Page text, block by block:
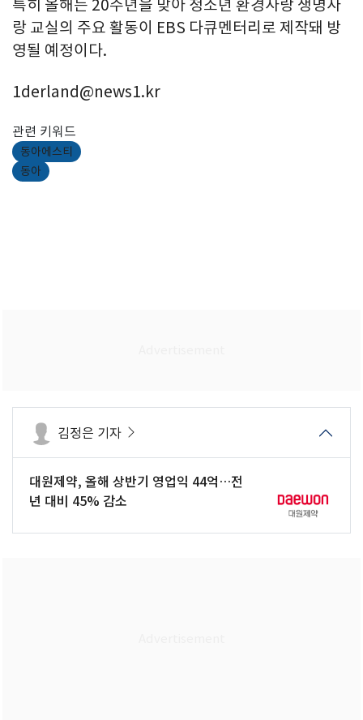
특히 올해는 20주년을 맞아 청소년 환경사랑 생명사
랑 교실의 주요 활동이 EBS 다큐멘터리로 제작돼 방
영될 예정이다.
1derland@news1.kr
관련 키워드
동아에스티
동아
김정은 기자
대원제약, 올해 상반기 영업익 44억…전
년 대비 45% 감소